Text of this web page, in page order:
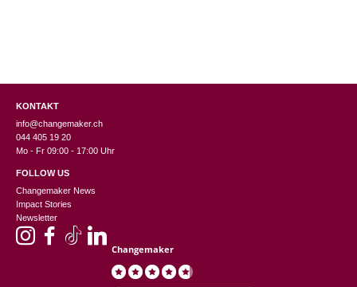
KONTAKT
info@changemaker.ch
044 405 19 20
Mo - Fr 09:00 - 17:00 Uhr
FOLLOW US
Changemaker News
Impact Stories
Newsletter
Changemaker